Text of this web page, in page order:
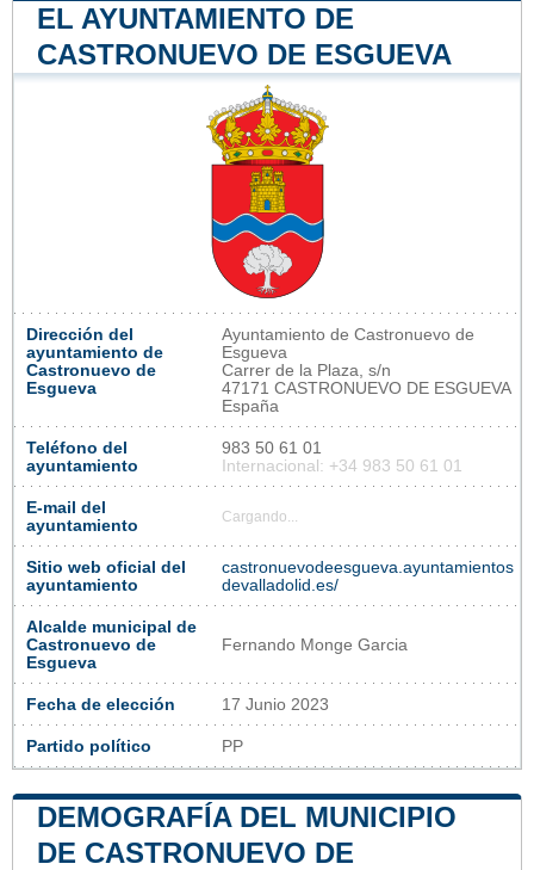
EL AYUNTAMIENTO DE
CASTRONUEVO DE ESGUEVA
Dirección del
ayuntamiento de
Castronuevo de
Esgueva
Ayuntamiento de Castronuevo de
Esgueva
Carrer de la Plaza, s/n
47171 CASTRONUEVO DE ESGUEVA
España
Teléfono del
ayuntamiento
983 50 61 01
Internacional: +34 983 50 61 01
E-mail del
ayuntamiento
Cargando...
Sitio web oficial del
ayuntamiento
castronuevodeesgueva.ayuntamientos
devalladolid.es/
Alcalde municipal de
Castronuevo de
Esgueva
Fernando Monge Garcia
Fecha de elección 17 Junio 2023
Partido político PP
DEMOGRAFÍA DEL MUNICIPIO
DE CASTRONUEVO DE